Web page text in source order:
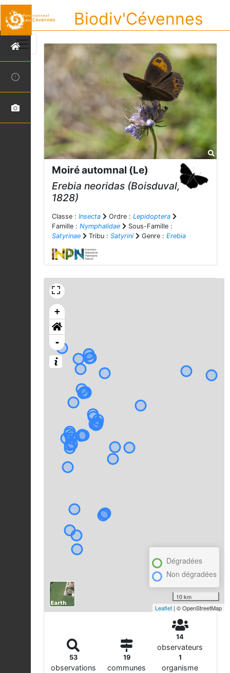
Biodiv'Cévennes
Moiré automnal (Le)
Erebia neoridas (Boisduval,
1828)
Classe : Insecta Ordre : Lepidoptera
Famille : Nymphalidae
Sous-Famille :
Satyrinae
Tribu : Satyrini Genre : Erebia
+
-
Dégradées
Non dégradées
10 km
Leaflet | © OpenStreetMap
53
observations
19
communes
14
observateurs
1
organisme